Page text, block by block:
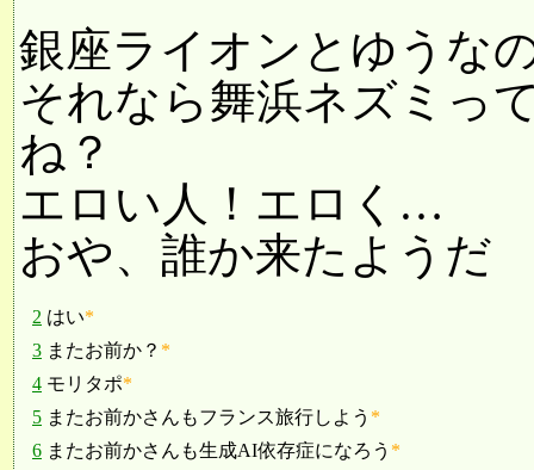
銀座ライオンとゆうな
それなら舞浜ネズミっ
ね？
エロい人！エロく…
おや、誰か来たようだ
2 はい*
3 またお前か？ *
4 モリタポ*
5 またお前かさんもフランス旅行しよう *
6 またお前かさんも生成AI依存症になろう *